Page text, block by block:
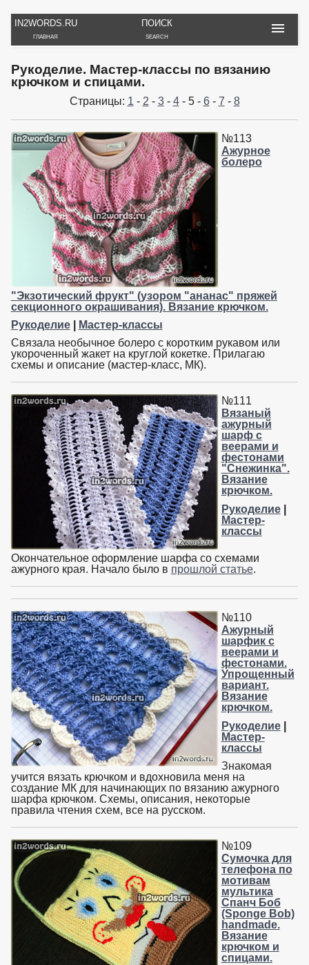
IN2WORDS.RU
ГЛАВНАЯ
ПОИСК
SEARCH
ВЯЗАНИЕ ОБЗОРЫ, ОТЗЫВЫ ФОТО, ИСТОРИИ
ИГРЫ ОБОИ
НА РАБ. СТОЛ
Рукоделие. Мастер-классы по вязанию
крючком и спицами.
Страницы: 1 - 2 - 3- 4- 5 - 6- 7 - 8
№113
Ажурное
болеро
"Экзотический фрукт" (узором "ананас" пряжей
секционного окрашивания). Вязание крючком.
Рукоделие|
Мастер-классы
Связала необычное болеро с коротким рукавом или
укороченный жакет на круглой кокетке. Прилагаю
схемы и описание (мастер-класс, МК).
№111
Вязаный
ажурный
шарф с
веерами и
фестонами
"Снежинка".
Вязание
крючком.
Рукоделие|
Мастер-
классы
Окончательное оформление шарфа со схемами
ажурного края. Начало было в прошлой статье.
№110
Ажурный
шарфик с
веерами и
фестонами.
Упрощенный
вариант.
Вязание
крючком.
Рукоделие|
Мастер-
классы
Знакомая
учится вязать крючком и вдохновила меня на
создание МК для начинающих по вязанию ажурного
шарфа крючком. Схемы, описания, некоторые
правила чтения схем, все на русском.
№109
Сумочка для
телефона по
мотивам
мультика
Спанч Боб
(Sponge Bob)
handmade.
Вязание
крючком и
спицами.